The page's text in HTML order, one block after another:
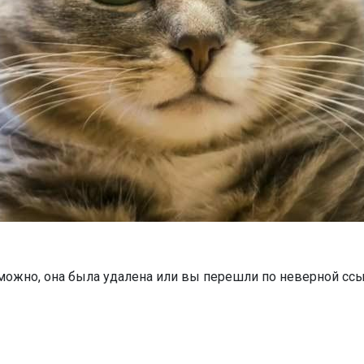
она была удалена или вы перешли по неверной